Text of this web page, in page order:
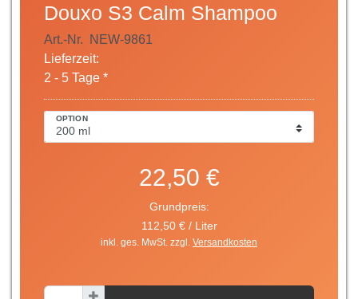
Douxo S3 Calm Shampoo
Art.-Nr.
NEW-9861
Lieferzeit:
2 - 5 Tage *
OPTION
22,50 €
Grundpreis:
112,50 € / Liter
inkl. ges. MwSt. zzgl. Versandkosten